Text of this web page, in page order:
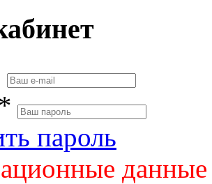
*
пароль